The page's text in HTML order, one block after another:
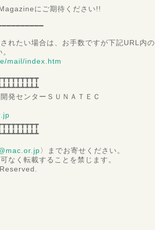
にご期待ください!!
れたい場合は、お手数ですが下記URL内の
mail/index.htm
センターＳＵＮＡＴＥＣ
〉までお寄せください。
なく転載することを禁じます。